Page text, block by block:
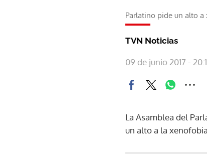
Parlatino pide un alto a
TVN Noticias
09 de junio 2017 -
La Asamblea del
un alto a la xenofobia.